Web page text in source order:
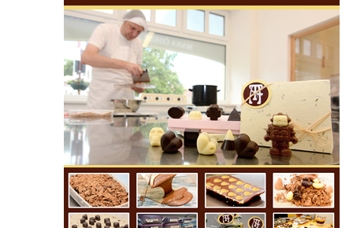
Kenotaf Antonína Krause na hřbitově v
Pomník vojákům Rudé armády na hřbitově
v Kozlech
Pamětní deska pochodu smrti v Saupsdorfu
Pomník obětem 2. světové války v parku
Walthera von der Vogelweide v Duchcově
Památník obětem holokaustu v Lipové ulici
v Duchcově
Pomník obětem válek v Jeníkově